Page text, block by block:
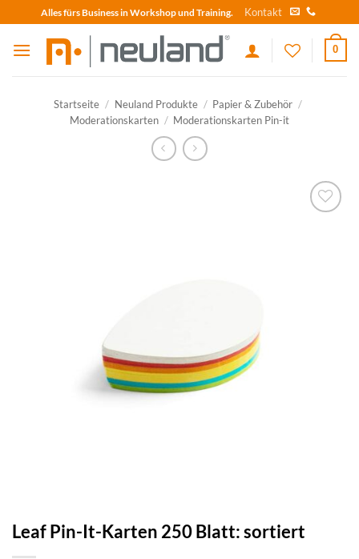
to
content
Alles fürs Business in Workshop und Training. Kontakt
0
Startseite / Neuland Produkte / Papier & Zubehör /
Moderationskarten / Moderationskarten Pin-it
Leaf Pin-It-Karten 250 Blatt: sortiert